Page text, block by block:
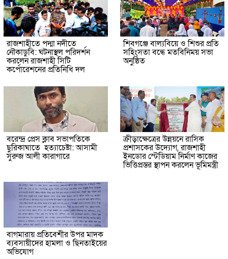
রাজশাহীতে পদ্মা নদীতে
নৌকাডুবি: ঘটনাস্থল পরিদর্শন
করলেন রাজশাহী সিটি
কর্পোরেশনের প্রতিনিধি দল
শিবগঞ্জে বাল্যবিয়ে ও শিশুর প্রতি
সহিংসতা বন্ধে মতবিনিময় সভা
অনুষ্ঠিত
বরেন্দ্র প্রেস ক্লাব সভাপতিকে
ছুরিকাঘাতে হত্যাচেষ্টা: আসামী
সুরুজ আলী কারাগারে
ক্রীড়াক্ষেত্রের উন্নয়নে রাসিক
প্রশাসকের উদ্যোগ, রাজশাহী
ইনডোর স্টেডিয়াম নির্মাণ কাজের
ভিত্তিপ্রস্তর স্থাপন করলেন ভূমিমন্ত্রী
বাগমারায় প্রতিবেশীর উপর মাদক
ব্যবসায়ীদের হামলা ও ছিনতাইয়ের
অভিযোগ